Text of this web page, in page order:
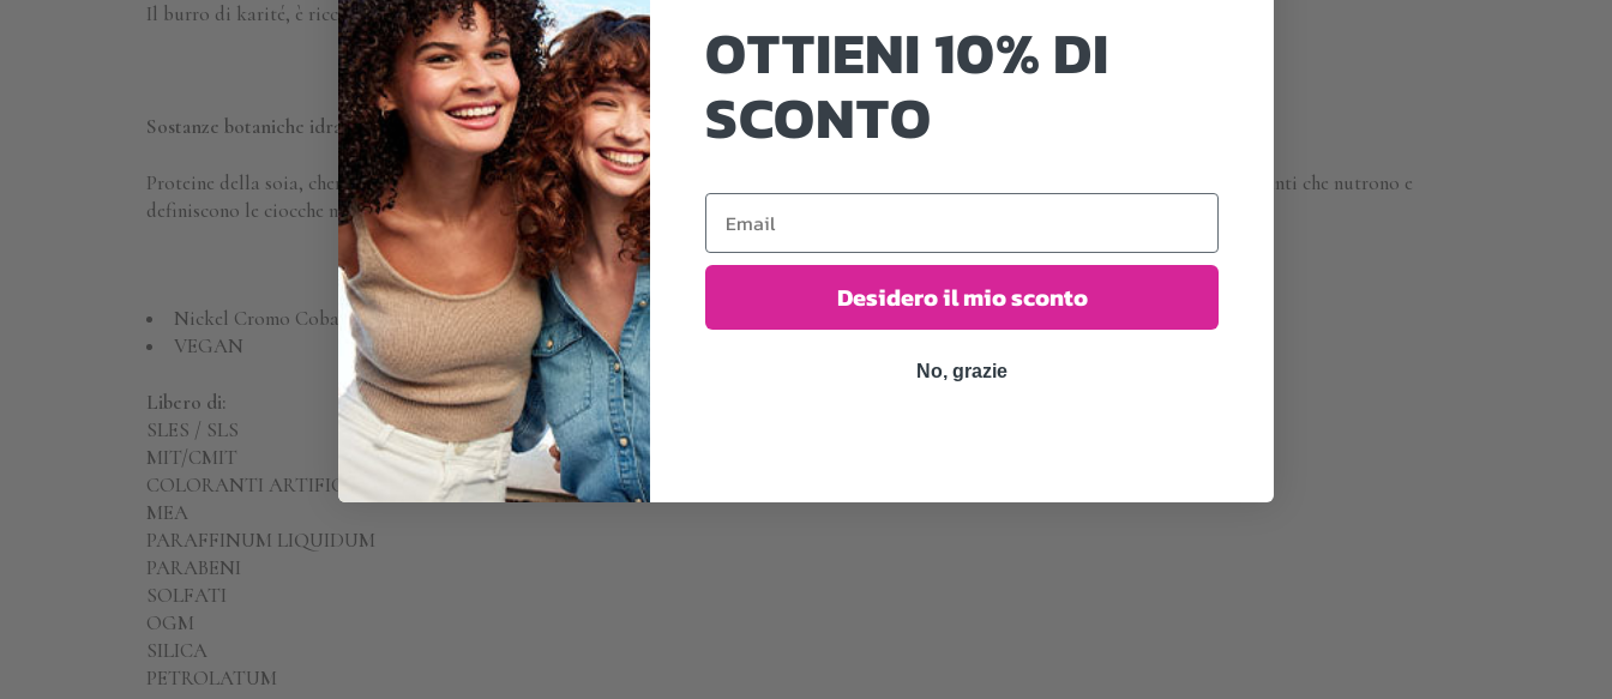
Il burro di karité, è ricco di acidi grassi che aiuta a prevenire la rottura e a costruire l’elasticità nel tempo.
Sostanze botaniche idratanti e ammorbidente
Proteine della soia, cheratina, camomilla, foglie di aloe, melograno, thè nero, glicerina vegetale e semi di girasole sono ricchi di antiossidanti che nutrono e
definiscono le ciocche migliorando la salute generale dei capelli.
Nickel Cromo CobaltoTESTED
VEGAN
Libero di:
SLES / SLS
MIT/CMIT
COLORANTI ARTIFICIALI
MEA
PARAFFINUM LIQUIDUM
PARABENI
SOLFATI
OGM
SILICA
PETROLATUM
OTTIENI 10% DI
SCONTO
Email
Desidero il mio sconto
No, grazie